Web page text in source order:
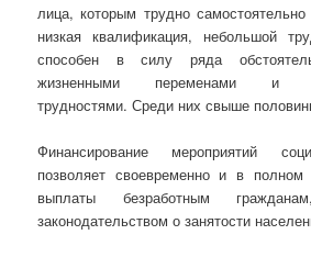
лица, которым трудно
низкая квалификация, небольшой
способен в силу ряда
жизненными переменами и
трудностями. Среди них свыше
Финансирование мероприятий
позволяет своевременно и в полном
выплаты безработным
законодательством о занятости